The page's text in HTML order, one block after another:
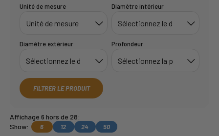
Unité de mesure Diamètre intérieur
Diamètre extérieur Profondeur
FILTRER LE PRODUIT
Affichage 6 hors de 28:
Show:
6 12 24 50